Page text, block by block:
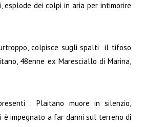
esplode dei colpi in aria per intimorire
colpisce sugli spalti il tifoso
48enne ex Maresciallo di Marina,
: Plaitano muore in silenzio,
è impegnato a far danni sul terreno di